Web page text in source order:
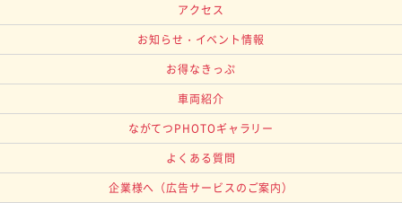
アクセス
お知らせ・イベント情報
お得なきっぷ
車両紹介
ながてつPHOTOギャラリー
よくある質問
企業様へ （広告サービスのご案内）